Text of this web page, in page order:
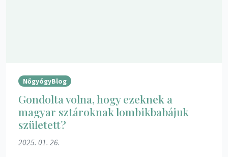
NőgyógyBlog
Gondolta volna, hogy ezeknek a
magyar sztároknak lombikbabájuk
született?
2025. 01. 26.